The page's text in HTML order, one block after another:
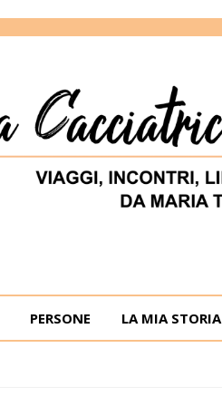
TATSOS
PERSONE LA MIA STORIA